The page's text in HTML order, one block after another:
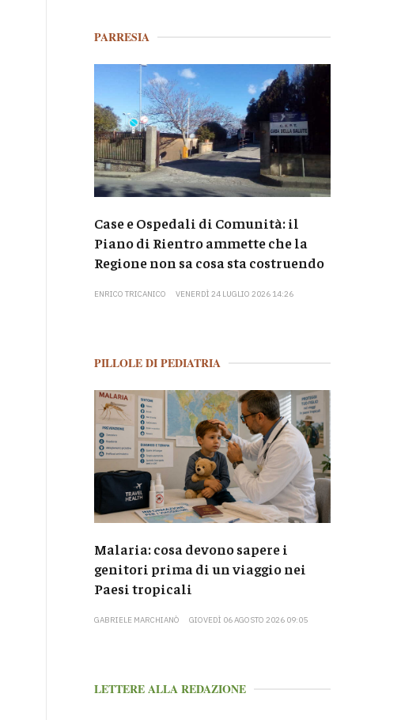
PARRESIA
Case e Ospedali di Comunità: il
Piano di Rientro ammette che la
Regione non sa cosa sta costruendo
ENRICO TRICANICO VENERDÌ 24 LUGLIO 2026 14:26
PILLOLE DI PEDIATRIA
Malaria: cosa devono sapere i
genitori prima di un viaggio nei
Paesi tropicali
GABRIELE MARCHIANÒ GIOVEDÌ 06 AGOSTO 2026 09:05
LETTERE ALLA REDAZIONE